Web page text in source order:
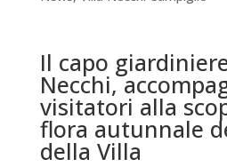
Il capo
Necchi,
visitatori alla
flora autunnale
della Villa